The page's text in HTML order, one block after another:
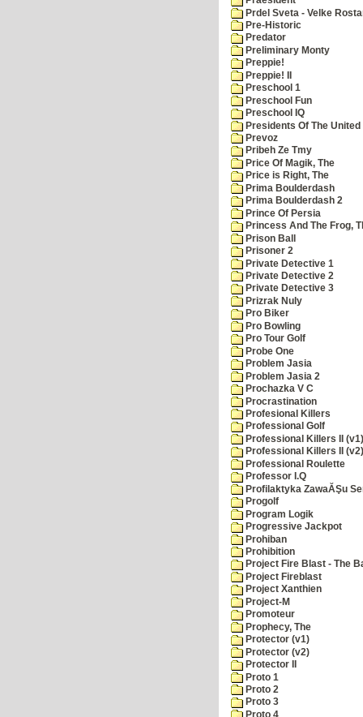
Prdel Sveta - Velke
Pre-Historic
Predator
Preliminary Monty
Preppie!
Preppie! II
Preschool 1
Preschool Fun
Preschool IQ
Presidents Of The
Prevoz
Pribeh Ze Tmy
Price Of Magik, The
Price is Right, The
Prima Boulderdash
Prima Boulderdash 2
Prince Of Persia
Princess And The Frog,
Prison Ball
Prisoner 2
Private Detective 1
Private Detective 2
Private Detective 3
Prizrak Nuly
Pro Biker
Pro Bowling
Pro Tour Golf
Probe One
Problem Jasia
Problem Jasia 2
Prochazka V C
Procrastination
Profesional Killers
Professional Golf
Professional Killers II (v1)
Professional Killers II (v2)
Professional Roulette
Professor I.Q
Profilaktyka ZawaĂŞu
Progolf
Program Logik
Progressive Jackpot
Prohiban
Prohibition
Project Fire Blast - The
Project Fireblast
Project Xanthien
Project-M
Promoteur
Prophecy, The
Protector (v1)
Protector (v2)
Protector II
Proto 1
Proto 2
Proto 3
Proto 4